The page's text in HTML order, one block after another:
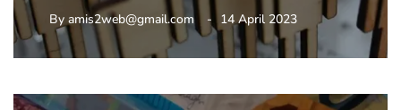
By amis2web@gmail.com 14 April 2023